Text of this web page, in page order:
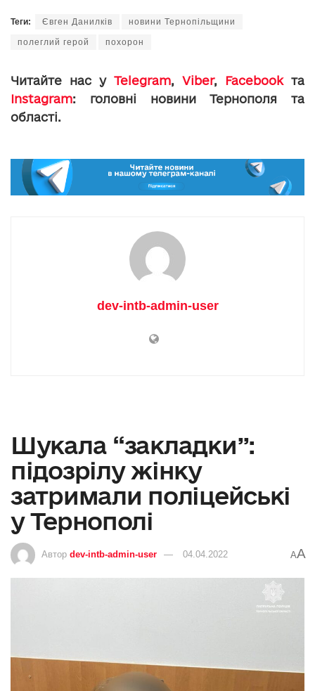
Теги: Євген Данилків новини Тернопільщини
полеглий герой похорон
Читайте нас у Telegram, Viber, Facebookта
Instagram: головні новини Тернополя та
області.
dev-intb-admin-user
Шукала “закладки”:
підозрілу жінку
затримали поліцейські
у Тернополі
Автор dev-intb-admin-user 04.04.2022 AA